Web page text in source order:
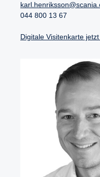
044 800 13 67
Digitale Visitenkarte